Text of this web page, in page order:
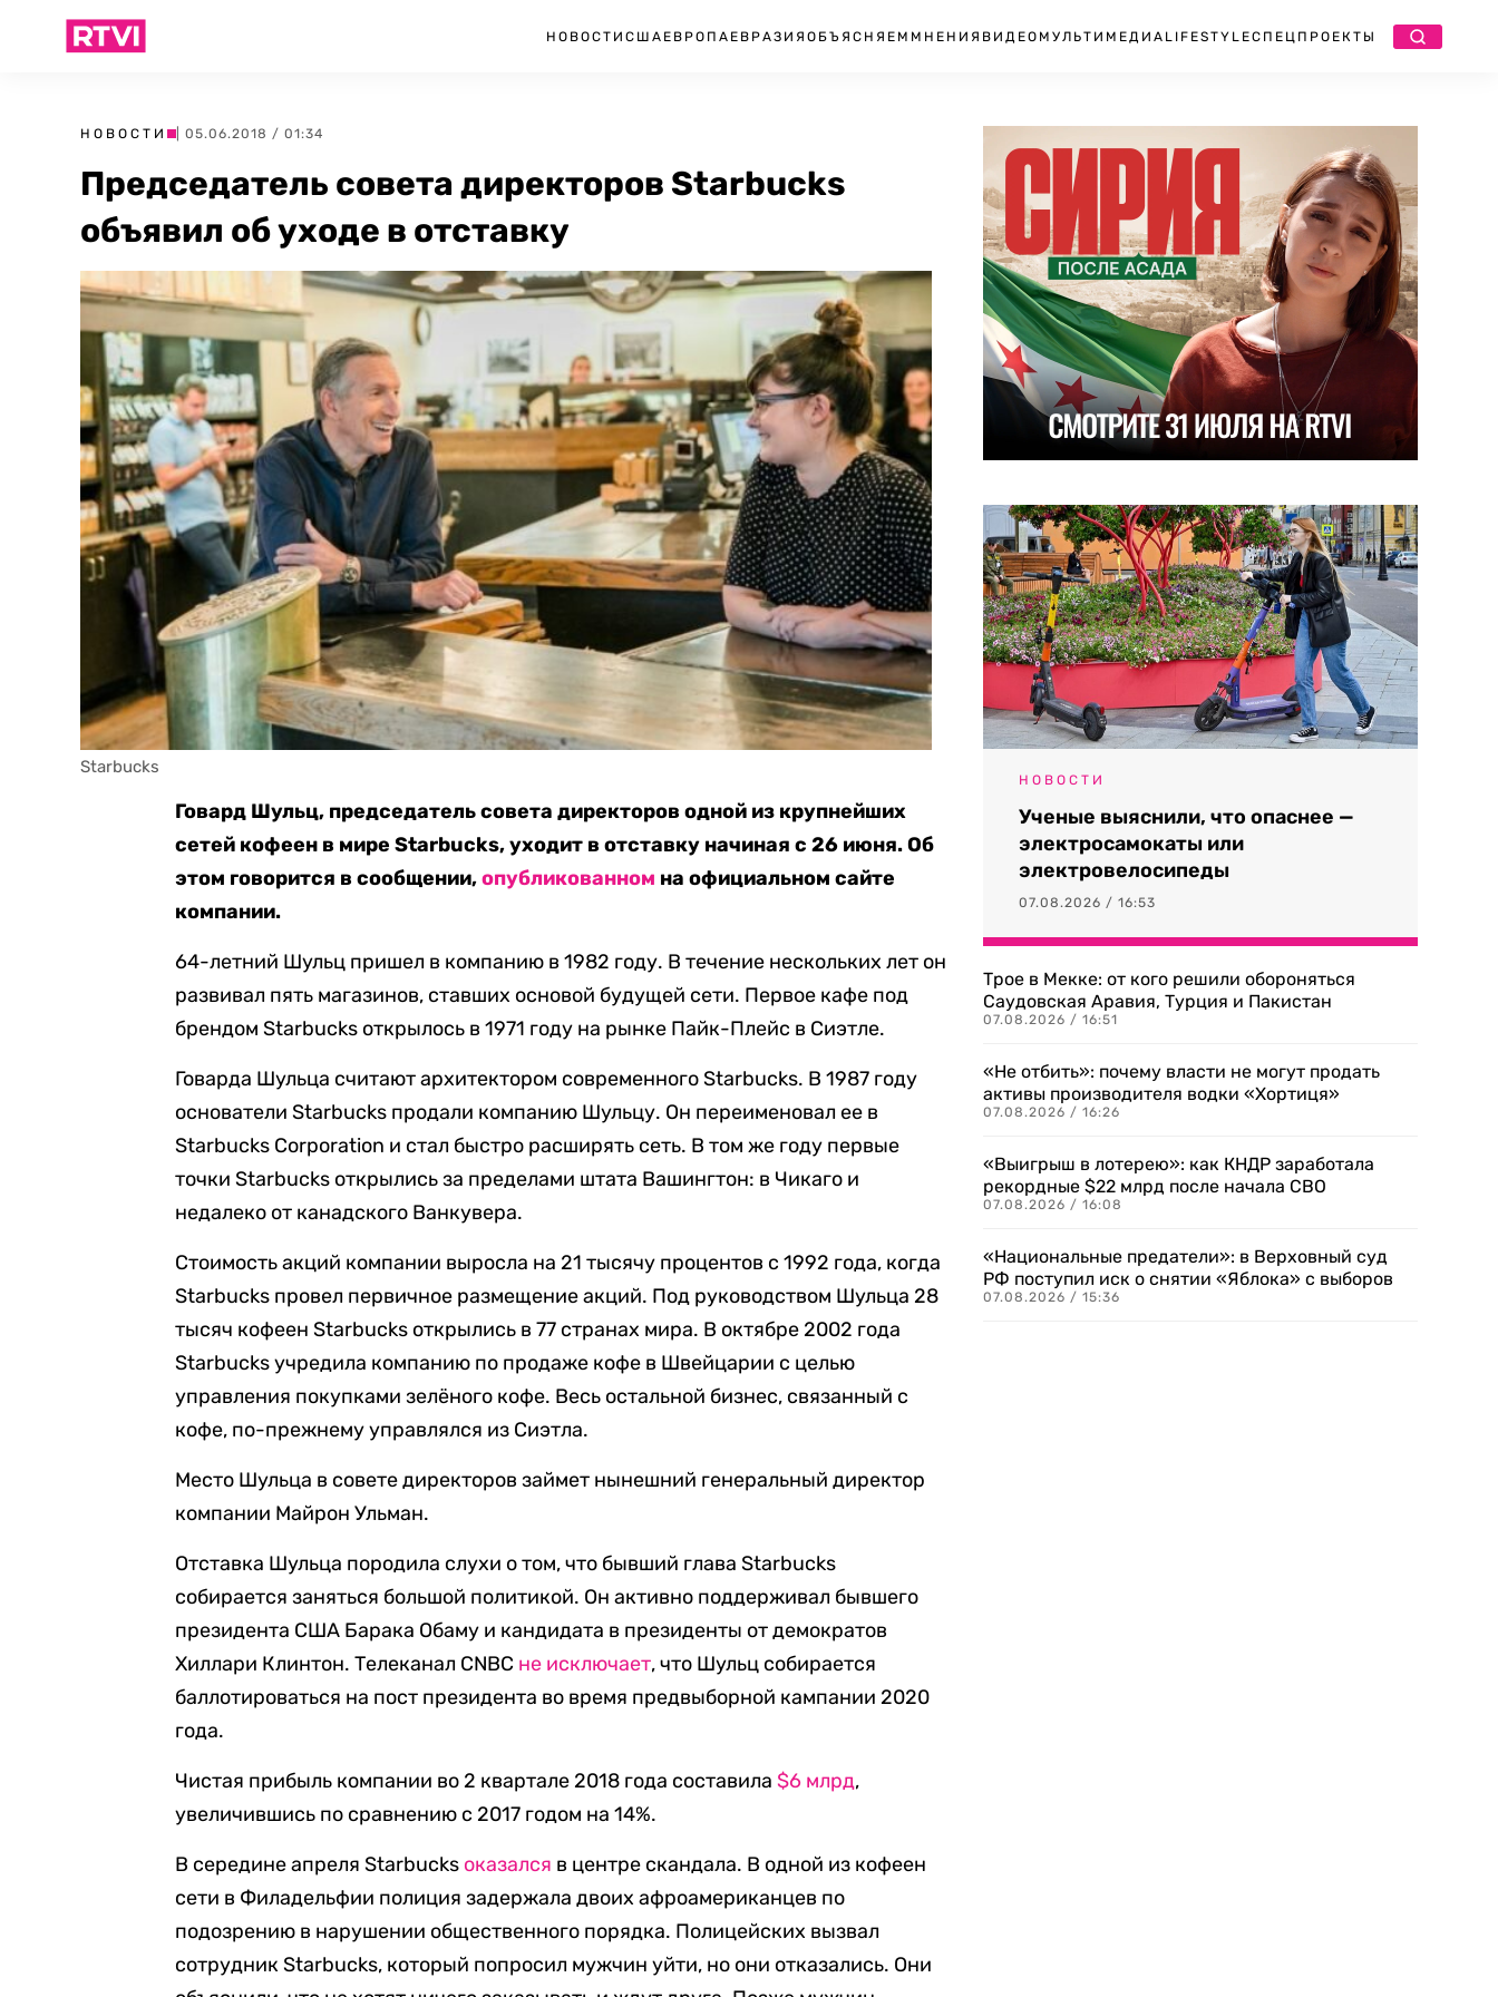
НОВОСТИ США ЕВРОПА ЕВРАЗИЯ ОБЪЯСНЯЕМ МНЕНИЯ ВИДЕО МУЛЬТИМЕДИА LIFESTYLEСПЕЦПРОЕКТЫ
НОВОСТИ | 05.06.2018 / 01:34
Председатель совета директоров Starbucks
объявил об уходе в отставку
Starbucks
Говард Шульц, председатель совета директоров одной из крупнейших
сетей кофеен в мире Starbucks, уходит в отставку начиная с 26 июня. Об
этом говорится в сообщении,опубликованном на официальном сайте
компании.
64-летний Шульц пришел в компанию в 1982 году. В течение нескольких лет он
развивал пять магазинов, ставших основой будущей сети. Первое кафе под
брендом Starbucks открылось в 1971 году на рынке Пайк-Плейс в Сиэтле.
Говарда Шульца считают архитектором современного Starbucks. В 1987 году
основатели Starbucks продали компанию Шульцу. Он переименовал ее в
Starbucks Corporation и стал быстро расширять сеть. В том же году первые
точки Starbucks открылись за пределами штата Вашингтон: в Чикаго и
недалеко от канадского Ванкуверa.
Стоимость акций компании выросла на 21 тысячу процентов с 1992 года, когда
Starbucks провел первичное размещение акций. Под руководством Шульца 28
тысяч кофеен Starbucks открылись в 77 странах мира. В октябре 2002 года
Starbucks учредила компанию по продаже кофе в Швейцарии с целью
управления покупками зелёного кофе. Весь остальной бизнес, связанный с
кофе, по-прежнему управлялся из Сиэтла.
Место Шульца в совете директоров займет нынешний генеральный директор
компании Майрон Ульман.
Отставка Шульца породила слухи о том, что бывший глава Starbucks
собирается заняться большой политикой. Он активно поддерживал бывшего
президента США Барака Обаму и кандидата в президенты от демократов
Хиллари Клинтон. Телеканал CNBC не исключает, что Шульц собирается
баллотироваться на пост президента во время предвыборной кампании 2020
года.
Чистая прибыль компании во 2 квартале 2018 года составила$6 млрд,
увеличившись по сравнению с 2017 годом на 14%.
В середине апреля Starbucks оказался в центре скандала. В одной из кофеен
сети в Филадельфии полиция задержала двоих афроамериканцев по
подозрению в нарушении общественного порядка. Полицейских вызвал
сотрудник Starbucks, который попросил мужчин уйти, но они отказались. Они
НОВОСТИ
Ученые выяснили, что опаснее —
электросамокаты или
электровелосипеды
07.08.2026 / 16:53
Трое в Мекке: от кого решили обороняться
Саудовская Аравия, Турция и Пакистан
07.08.2026 / 16:51
«Не отбить»: почему власти не могут продать
активы производителя водки «Хортиця»
07.08.2026 / 16:26
«Выигрыш в лотерею»: как КНДР заработала
рекордные $22 млрд после начала СВО
07.08.2026 / 16:08
«Национальные предатели»: в Верховный суд
РФ поступил иск о снятии «Яблока» с выборов
07.08.2026 / 15:36